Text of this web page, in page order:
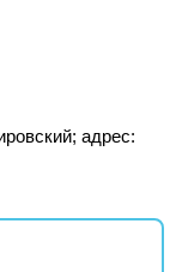
адрес: